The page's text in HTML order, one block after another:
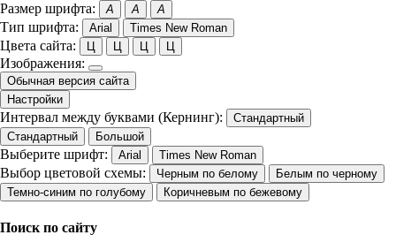
Размер шрифта: A A A
Тип шрифта: Arial Times New Roman
Цвета сайта: Ц Ц Ц Ц
Изображения:
Обычная версия сайта
Настройки
Интервал между буквами (Кернинг):
Стандартный
Стандартный
Большой
Выберите шрифт: Arial Times New Roman
Выбор цветовой схемы: Черным по белому
Белым по черному
Темно-синим по голубому
Коричневым по бежевому
Поиск по сайту